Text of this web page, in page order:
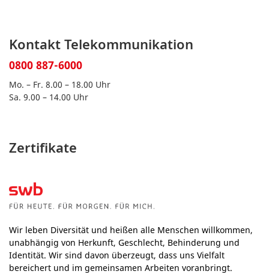
Kontakt Telekommunikation
0800 887-6000
Mo. – Fr. 8.00 – 18.00 Uhr
Sa. 9.00 – 14.00 Uhr
Zertifikate
Wir leben Diversität und heißen alle Menschen willkommen,
unabhängig von Herkunft, Geschlecht, Behinderung und
Identität. Wir sind davon überzeugt, dass uns Vielfalt
bereichert und im gemeinsamen Arbeiten voranbringt.